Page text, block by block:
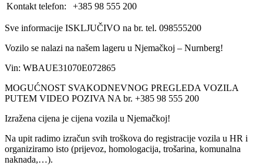
Kontakt telefon:
+385 98 555 200
Sve informacije ISKLJUČIVO na br. tel. 098555200
Vozilo se nalazi na našem lageru u Njemačkoj – Nurnberg!
Vin: WBAUE31070E072865
MOGUĆNOST SVAKODNEVNOG PREGLEDA VOZILA
PUTEM VIDEO POZIVA NA br. +385 98 555 200
Izražena cijena je cijena vozila u Njemačkoj!
Na upit radimo izračun svih troškova do registracije vozila u HR i
organiziramo isto (prijevoz, homologacija, trošarina, komunalna
naknada,…).